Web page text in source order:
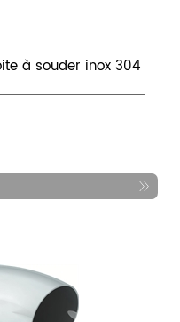
à souder inox 304